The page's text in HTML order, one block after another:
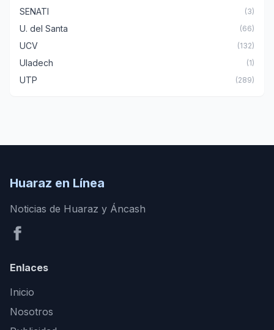
SENATI (3)
U. del Santa (66)
UCV (132)
Uladech (1)
UTP (289)
Huaraz en Línea
Noticias de Huaraz y Áncash
Enlaces
Inicio
Nosotros